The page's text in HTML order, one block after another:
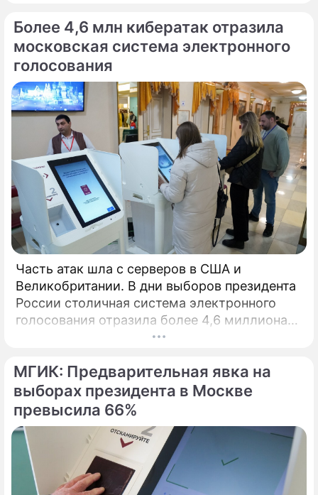
По теме
ТЕСТ: только истинный ценитель
отличит Есенина от Пушкина в этом
коварном тесте
Более 4,6 млн кибератак отразила
московская система электронного
голосования
Часть атак шла с серверов в США и
Великобритании. В дни выборов президента
России столичная система электронного
голосования отразила более 4,6 миллиона
кибератак, сообщил глава Электронного
МГИК: Предварительная явка на
выборах президента в Москве
превысила 66%